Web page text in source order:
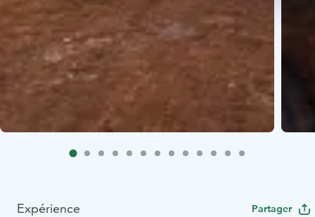
Expérience Partager